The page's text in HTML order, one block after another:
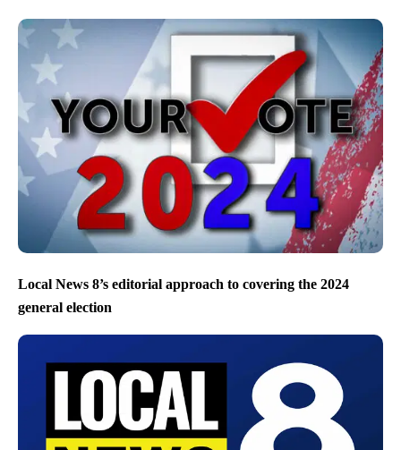
Local News 8’s editorial approach to covering the 2024
general election